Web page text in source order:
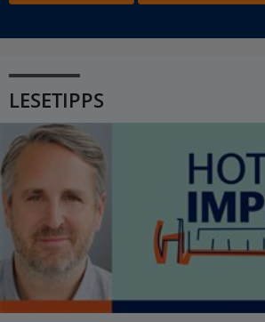
LESETIPPS